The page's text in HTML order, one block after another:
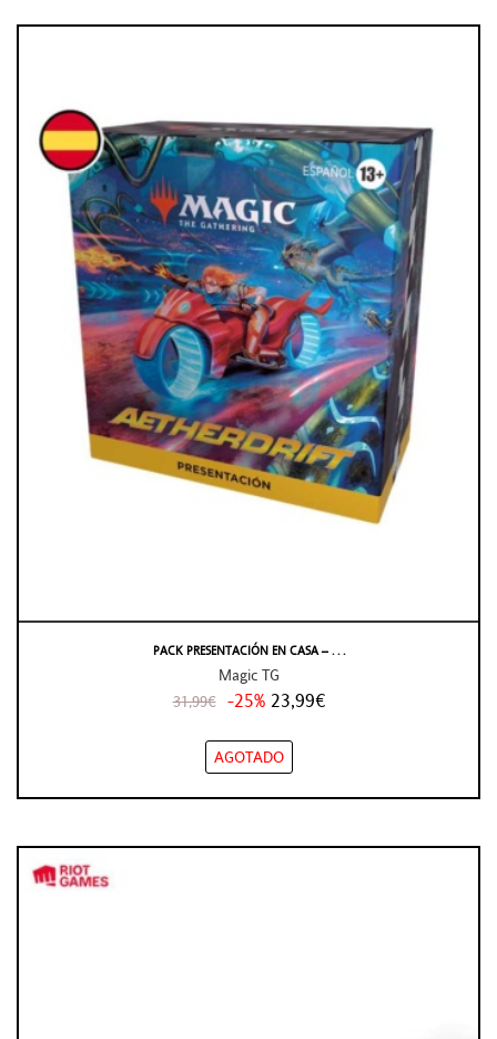
PACK PRESENTACIÓN EN CASA – . . .
Magic TG
31,99€ -25% 23,99€
AGOTADO